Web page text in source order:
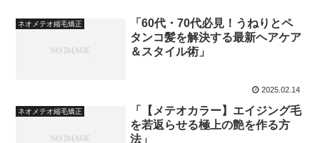
ネオメテオ縮毛矯正
「60代・70代必見！うねりとペ
タンコ髪を解決する最新ヘアケア
＆スタイル術」
2025.02.14
ネオメテオ縮毛矯正
「【メテオカラー】エイジング毛
を若返らせる極上の艶を作る方
法」